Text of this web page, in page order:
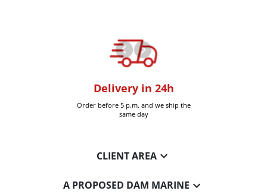
Delivery in 24h
Order before 5 p.m. and we ship the
same day
CLIENT AREA
A PROPOSED DAM MARINE 